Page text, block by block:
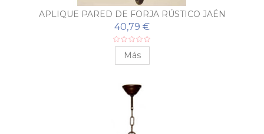
APLIQUE PARED DE FORJA RÚSTICO JAÉN
40,79 €
Más